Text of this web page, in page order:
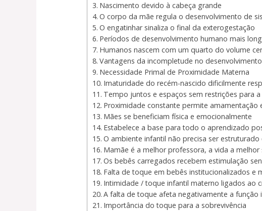
Nascimento devido à cabeça grande
O corpo da mãe regula o desenvolvimento de
O engatinhar sinaliza o final da exterogestação
Períodos de desenvolvimento humano mais
Humanos nascem com um quarto do volume
Vantagens da incompletude no desenvolvimento
Necessidade Primal de Proximidade Materna
Imaturidade do recém-nascido dificilmente
Tempo juntos e espaços sem restrições para
Proximidade constante permite amamentação
Mães se beneficiam física e emocionalmente
Estabelece a base para todo o aprendizado
O ambiente infantil não precisa ser
Mamãe é a melhor professora, a vida a melhor
Os bebês carregados recebem estimulação
Falta de toque em bebês institucionalizados e
Intimidade / toque infantil materno ligados ao
A falta de toque afeta negativamente a função
Importância do toque para a sobrevivência